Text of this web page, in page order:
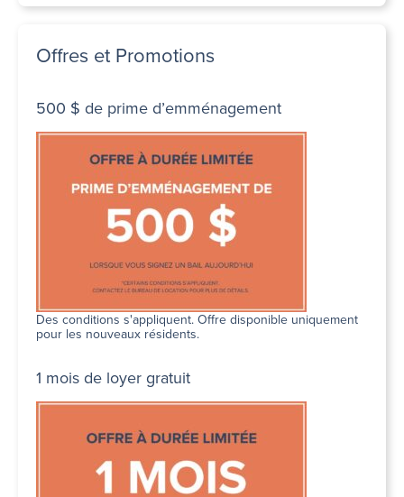
Offres et Promotions
500 $ de prime d’emménagement
Des conditions s'appliquent. Offre disponible uniquement
pour les nouveaux résidents.
1 mois de loyer gratuit